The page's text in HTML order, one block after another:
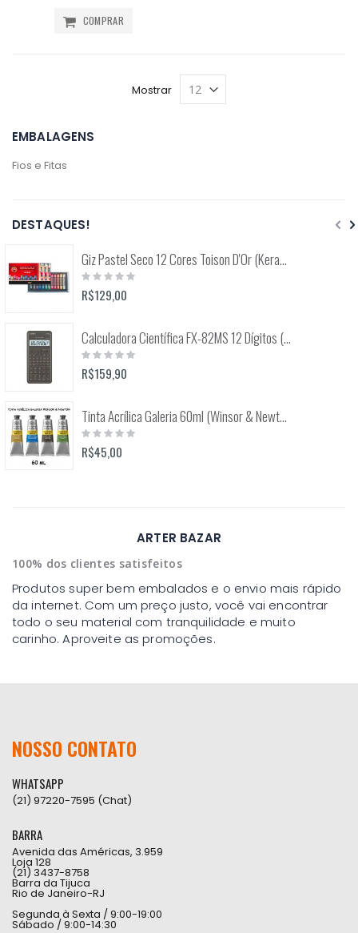
COMPRAR
Mostrar
EMBALAGENS
Fios e Fitas
DESTAQUES!
Giz Pastel Seco 12 Cores Toison D'Or (Keramik) 8512
Rating:
0%
R$129,00
Calculadora Científica FX-82MS 12 Dígitos (Casio)
Rating:
0%
R$159,90
Tinta Acrílica Galeria 60ml (Winsor & Newton)
Rating:
0%
R$45,00
ARTER BAZAR
100% dos clientes satisfeitos
Produtos super bem embalados e o envio mais rápido
da internet. Com um preço justo, você vai encontrar
todo o seu material com tranquilidade e muito
carinho. Aproveite as promoções.
NOSSO CONTATO
WHATSAPP
(21) 97220-7595 (Chat)
BARRA
Avenida das Américas, 3.959
Loja 128
(21) 3437-8758
Barra da Tijuca
Rio de Janeiro-RJ
Segunda à Sexta / 9:00-19:00
Sábado / 9:00-14:30